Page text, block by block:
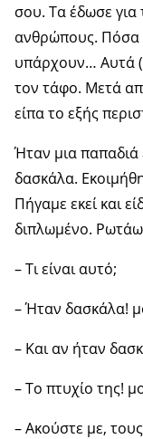
σου. Τα έδωσε
ανθρώπους. Πόσα
υπάρχουν… Αυτά
τον τάφο. Μετά
είπα το εξής
Ήταν μια
δασκάλα.
Πήγαμε εκεί και
διπλωμένο.
– Τι είναι αυτό;
– Ήταν δασκάλα!
– Και αν ήταν
– Το πτυχίο της!
– Ακούστε με,